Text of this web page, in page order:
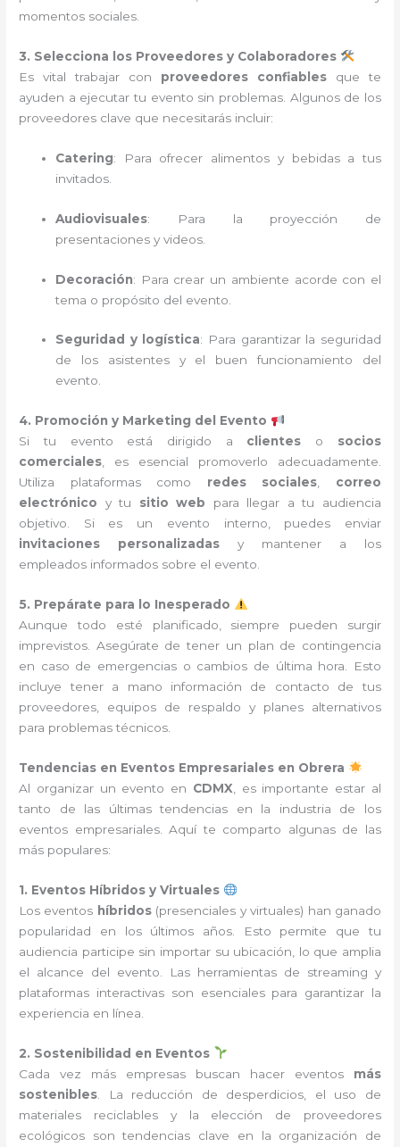
momentos sociales.
3. Selecciona los Proveedores y Colaboradores
Es vital trabajar con proveedores confiables que te
ayuden a ejecutar tu evento sin problemas. Algunos de los
proveedores clave que necesitarás incluir:
Catering: Para ofrecer alimentos y bebidas a tus
invitados.
Audiovisuales: Para la proyección de
presentaciones y videos.
Decoración: Para crear un ambiente acorde con el
tema o propósito del evento.
Seguridad y logística: Para garantizar la seguridad
de los asistentes y el buen funcionamiento del
evento.
4. Promoción y Marketing del Evento
Si tu evento está dirigido a clientes o socios
comerciales, es esencial promoverlo adecuadamente.
Utiliza plataformas como redes sociales, correo
electrónico y tu sitio web para llegar a tu audiencia
objetivo. Si es un evento interno, puedes enviar
invitaciones personalizadas y mantener a los
empleados informados sobre el evento.
5. Prepárate para lo Inesperado
Aunque todo esté planificado, siempre pueden surgir
imprevistos. Asegúrate de tener un plan de contingencia
en caso de emergencias o cambios de última hora. Esto
incluye tener a mano información de contacto de tus
proveedores, equipos de respaldo y planes alternativos
para problemas técnicos.
Tendencias en Eventos Empresariales en Obrera
Al organizar un evento en CDMX , es importante estar al
tanto de las últimas tendencias en la industria de los
eventos empresariales. Aquí te comparto algunas de las
más populares:
1. Eventos Híbridos y Virtuales
Los eventos híbridos(presenciales y virtuales) han ganado
popularidad en los últimos años. Esto permite que tu
audiencia participe sin importar su ubicación, lo que amplia
el alcance del evento. Las herramientas de streaming y
plataformas interactivas son esenciales para garantizar la
experiencia en línea.
2. Sostenibilidad en Eventos
Cada vez más empresas buscan hacer eventos más
sostenibles . La reducción de desperdicios, el uso de
materiales reciclables y la elección de proveedores
ecológicos son tendencias clave en la organización de